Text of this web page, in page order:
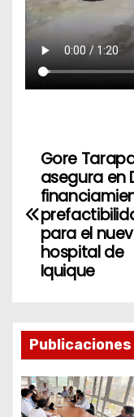
N
v
a
c
i
Gore
asegura en
para el
hospital de
Iquique